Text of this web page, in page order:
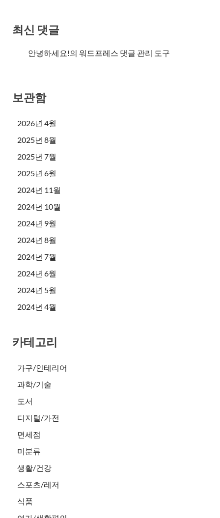
최신 댓글
안녕하세요!의 워드프레스 댓글 관리 도구
보관함
2026년 4월
2025년 8월
2025년 7월
2025년 6월
2024년 11월
2024년 10월
2024년 9월
2024년 8월
2024년 7월
2024년 6월
2024년 5월
2024년 4월
카테고리
가구/인테리어
과학/기술
도서
디지털/가전
면세점
미분류
생활/건강
스포츠/레저
식품